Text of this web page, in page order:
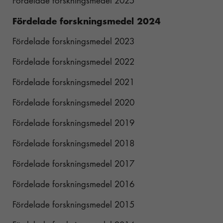
Stresshantering
Psoriasis och alkohol
Motion
Olika typer av träning
Fördelade forskningsmedel 2024
Fördelade forskningsmedel 2023
Fördelade forskningsmedel 2022
Fördelade forskningsmedel 2021
Fördelade forskningsmedel 2020
Fördelade forskningsmedel 2019
Fördelade forskningsmedel 2018
Fördelade forskningsmedel 2017
Fördelade forskningsmedel 2016
Fördelade forskningsmedel 2015
fungera.
Statistik
För att vi ska
kunna
hemsidans
och
baserat på
hur
används.